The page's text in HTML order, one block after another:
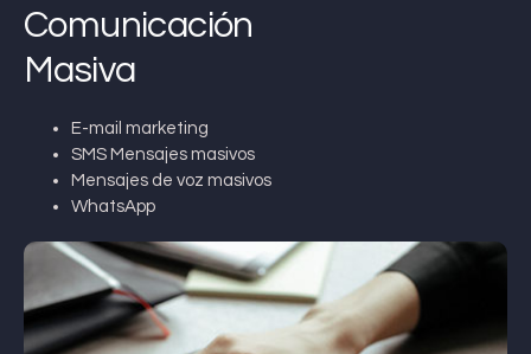
Comunicación
Masiva
E-mail marketing
SMS Mensajes masivos
Mensajes de voz masivos
WhatsApp